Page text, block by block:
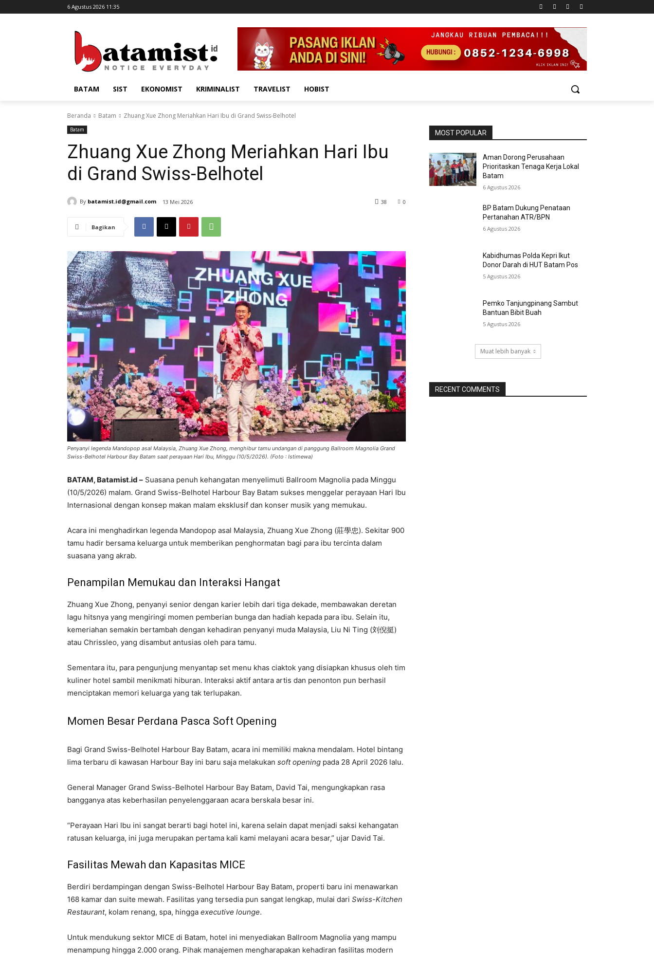
6 Agustus 2026 11:35
BATAM SIST EKONOMIST KRIMINALIST TRAVELIST HOBIST
Beranda Batam Zhuang Xue Zhong Meriahkan Hari Ibu di Grand Swiss-Belhotel
Batam
Zhuang Xue Zhong Meriahkan Hari Ibu
di Grand Swiss-Belhotel
By batamist.id@gmail.com 13 Mei 2026 0
38
Bagikan
Penyanyi legenda Mandopop asal Malaysia, Zhuang Xue Zhong, menghibur tamu undangan di panggung Ballroom Magnolia Grand
Swiss-Belhotel Harbour Bay Batam saat perayaan Hari Ibu, Minggu (10/5/2026). (Foto : Istimewa)
BATAM, Batamist.id – Suasana penuh kehangatan menyelimuti Ballroom Magnolia pada Minggu
(10/5/2026) malam. Grand Swiss-Belhotel Harbour Bay Batam sukses menggelar perayaan Hari Ibu
Internasional dengan konsep makan malam eksklusif dan konser musik yang memukau.
Acara ini menghadirkan legenda Mandopop asal Malaysia, Zhuang Xue Zhong (莊學忠). Sekitar 900
tamu hadir bersama keluarga untuk memberikan penghormatan bagi para ibu tercinta dalam
suasana yang akrab.
Penampilan Memukau dan Interaksi Hangat
Zhuang Xue Zhong, penyanyi senior dengan karier lebih dari tiga dekade, membawakan deretan
lagu hitsnya yang mengiringi momen pemberian bunga dan hadiah kepada para ibu. Selain itu,
kemeriahan semakin bertambah dengan kehadiran penyanyi muda Malaysia, Liu Ni Ting (刘倪挺)
atau Chrissleo, yang disambut antusias oleh para tamu.
Sementara itu, para pengunjung menyantap set menu khas ciaktok yang disiapkan khusus oleh tim
kuliner hotel sambil menikmati hiburan. Interaksi aktif antara artis dan penonton pun berhasil
menciptakan memori keluarga yang tak terlupakan.
Momen Besar Perdana Pasca Soft Opening
Bagi Grand Swiss-Belhotel Harbour Bay Batam, acara ini memiliki makna mendalam. Hotel bintang
lima terbaru di kawasan Harbour Bay ini baru saja melakukan soft opening pada 28 April 2026 lalu.
General Manager Grand Swiss-Belhotel Harbour Bay Batam, David Tai, mengungkapkan rasa
bangganya atas keberhasilan penyelenggaraan acara berskala besar ini.
“Perayaan Hari Ibu ini sangat berarti bagi hotel ini, karena selain dapat menjadi saksi kehangatan
ratusan keluarga, ini juga merupakan pertama kali kami melayani acara besar,” ujar David Tai.
Fasilitas Mewah dan Kapasitas MICE
Berdiri berdampingan dengan Swiss-Belhotel Harbour Bay Batam, properti baru ini menawarkan
168 kamar dan suite mewah. Fasilitas yang tersedia pun sangat lengkap, mulai dari Swiss-Kitchen
Restaurant, kolam renang, spa, hingga executive lounge.
Untuk mendukung sektor MICE di Batam, hotel ini menyediakan Ballroom Magnolia yang mampu
menampung hingga 2.000 orang. Pihak manajemen mengharapakan kehadiran fasilitas modern
MOST POPULAR
Aman Dorong Perusahaan
Prioritaskan Tenaga Kerja Lokal
Batam
6 Agustus 2026
BP Batam Dukung Penataan
Pertanahan ATR/BPN
6 Agustus 2026
Kabidhumas Polda Kepri Ikut
Donor Darah di HUT Batam Pos
5 Agustus 2026
Pemko Tanjungpinang Sambut
Bantuan Bibit Buah
5 Agustus 2026
Muat lebih banyak
RECENT COMMENTS